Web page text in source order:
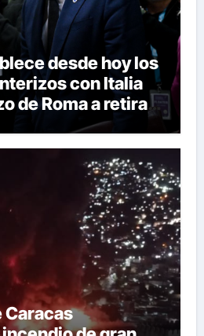
desde hoy los
con Italia
de Roma a retirar
Caracas